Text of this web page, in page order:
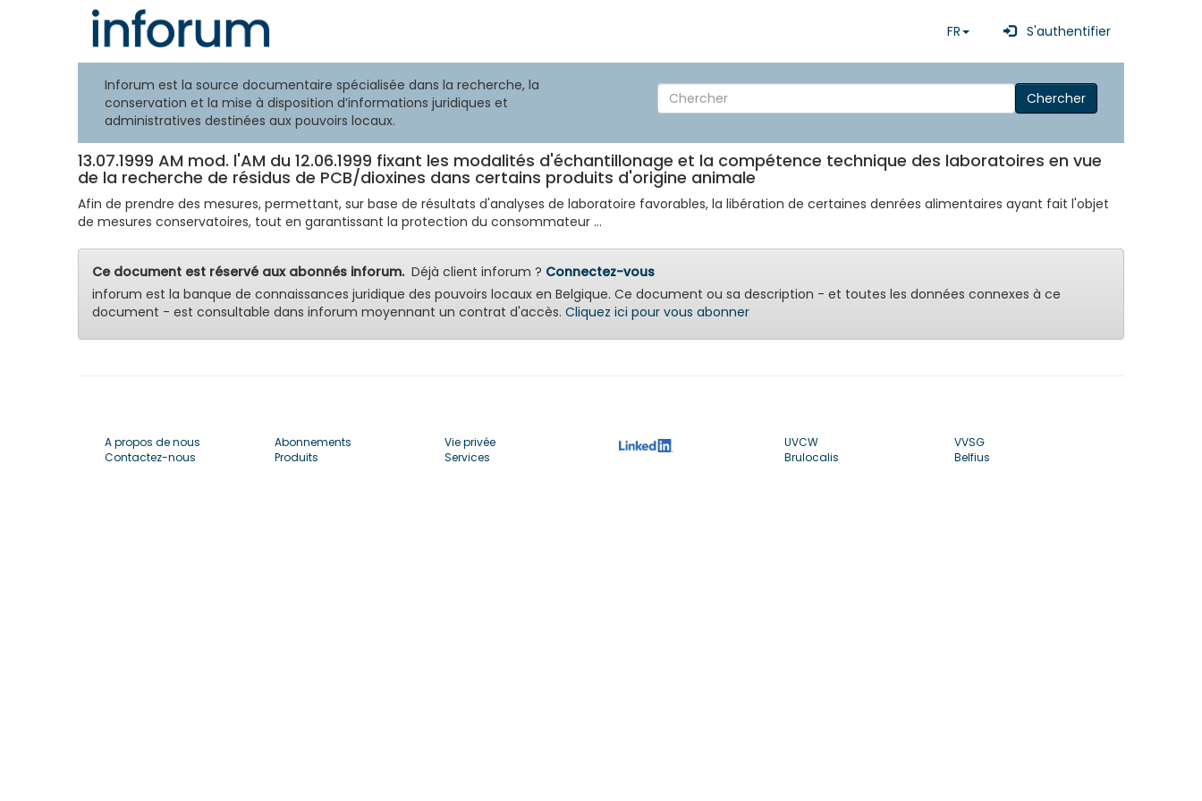
FR S'authentifier
Inforum est la source documentaire spécialisée dans la recherche, la
conservation et la mise à disposition d’informations juridiques et
administratives destinées aux pouvoirs locaux.
Chercher
13.07.1999 AM mod. l'AM du 12.06.1999 fixant les modalités d'échantillonage et la compétence technique des laboratoires en vue
de la recherche de résidus de PCB/dioxines dans certains produits d'origine animale
Afin de prendre des mesures, permettant, sur base de résultats d'analyses de laboratoire favorables, la libération de certaines denrées alimentaires ayant fait l'objet
de mesures conservatoires, tout en garantissant la protection du consommateur ...
Ce document est réservé aux abonnés inforum.Déjà client inforum ? Connectez-vous
inforum est la banque de connaissances juridique des pouvoirs locaux en Belgique. Ce document ou sa description - et toutes les données connexes à ce
document - est consultable dans inforum moyennant un contrat d'accès. Cliquez ici pour vous abonner
A propos de nous
Contactez-nous
Abonnements
Produits
Vie privée
Services
UVCW
Brulocalis
VVSG
Belfius